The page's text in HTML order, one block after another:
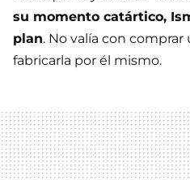
su momento catártico,
plan. No valía con comprar
fabricarla por él mismo.